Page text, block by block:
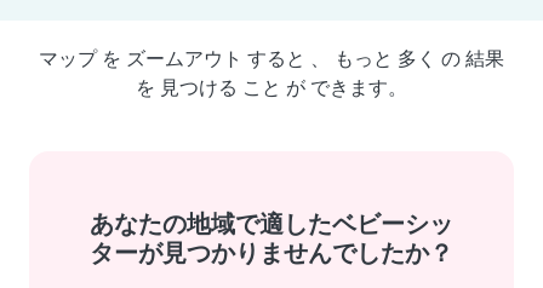
マップ を ズームアウト すると 、 もっと 多く の 結果
を 見つける こと が できます。
あなたの地域で適したベビーシッ
ターが見つかりませんでしたか？